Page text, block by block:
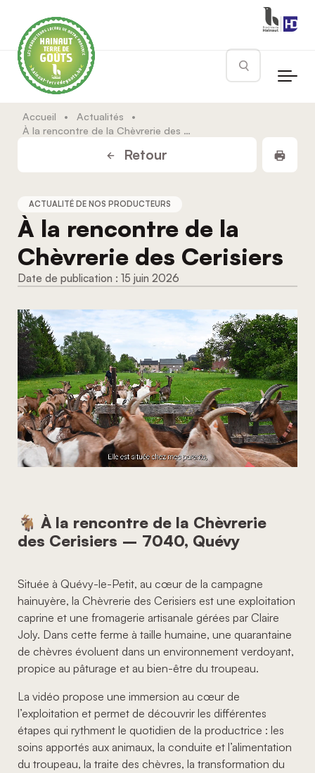
Rechercher
Accueil • Actualités
•
À la rencontre de la Chèvrerie des Cerisiers
Retour
ACTUALITÉ DE NOS PRODUCTEURS
À la rencontre de la
Chèvrerie des Cerisiers
15 juin 2026
🐐 À la rencontre de la Chèvrerie
des Cerisiers – 7040, Quévy
Située à Quévy-le-Petit, au cœur de la campagne
hainuyère, la Chèvrerie des Cerisiers est une exploitation
caprine et une fromagerie artisanale gérées par Claire
Joly. Dans cette ferme à taille humaine, une quarantaine
de chèvres évoluent dans un environnement verdoyant,
propice au pâturage et au bien-être du troupeau.
La vidéo propose une immersion au cœur de
l’exploitation et permet de découvrir les différentes
étapes qui rythment le quotidien de la productrice : les
soins apportés aux animaux, la conduite et l’alimentation
du troupeau, la traite des chèvres, la transformation du